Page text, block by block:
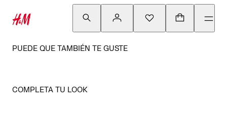
PUEDE QUE TAMBIÉN TE GUSTE
COMPLETA TU LOOK